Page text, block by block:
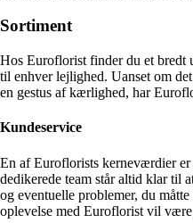
Sortiment
Hos Euroflorist finder du et bredt
til enhver lejlighed. Uanset om
en gestus af kærlighed, har
Kundeservice
En af Euroflorists kerneværdier er
dedikerede team står altid klar til
og eventuelle problemer, du
oplevelse med Euroflorist vil